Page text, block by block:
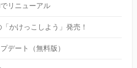
でリニューアル
かけっこしよう」発売！
デート（無料版）